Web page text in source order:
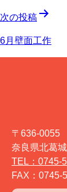
ン
次の投稿
6月壁面工作
〒636-0055
奈良県北葛
TEL：0745-
FAX：0745-